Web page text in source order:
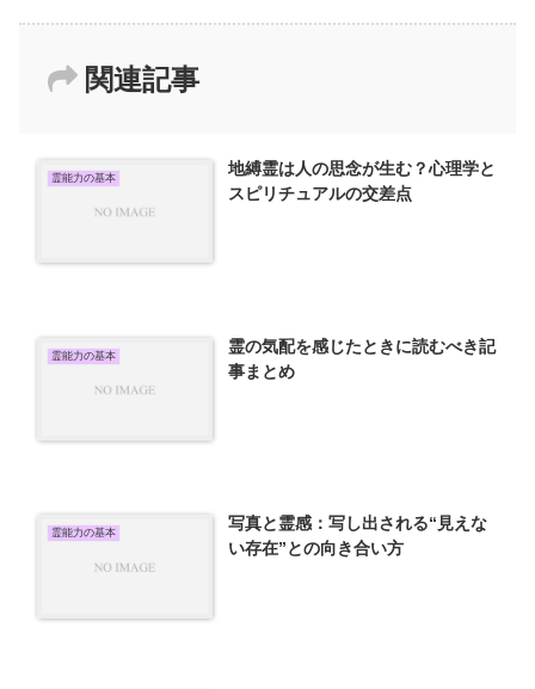
関連記事
霊能力の基本
地縛霊は人の思念が生む？心理学と
スピリチュアルの交差点
霊能力の基本
霊の気配を感じたときに読むべき記
事まとめ
霊能力の基本
写真と霊感：写し出される“見えな
い存在”との向き合い方